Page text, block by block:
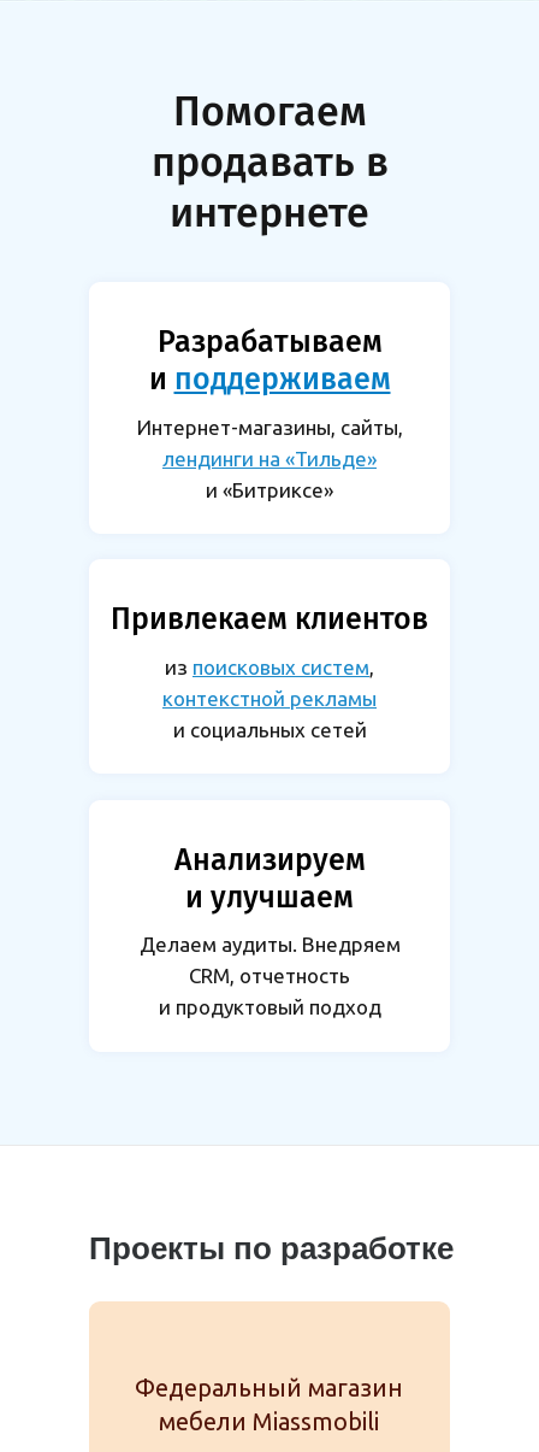
Помогаем
продавать в
интернете
Разрабатываем
и поддерживаем
Привлекаем клиентов
Анализируем
и улучшаем
Интернет-магазины, сайты,
лендинги на «Тильде»
и «Битриксе»
из поисковых систем,
контекстной рекламы
и социальных сетей
Делаем аудиты. Внедряем
CRМ, отчетность
и продуктовый подход
Проекты по разработке
Федеральный магазин
мебели Miassmobili